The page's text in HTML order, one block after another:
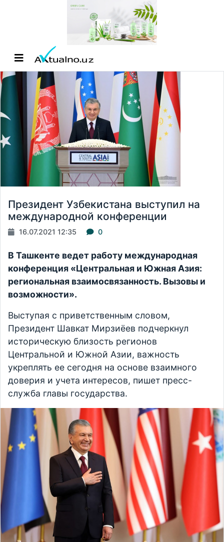
Президент Узбекистана выступил на
международной конференции
16.07.2021 12:35 0
В Ташкенте ведет работу международная
конференция «Центральная и Южная Азия:
региональная взаимосвязанность. Вызовы и
возможности».
Выступая с приветственным словом,
Президент Шавкат Мирзиёев подчеркнул
историческую близость регионов
Центральной и Южной Азии, важность
укреплять ее сегодня на основе взаимного
доверия и учета интересов, пишет пресс-
служба главы государства.